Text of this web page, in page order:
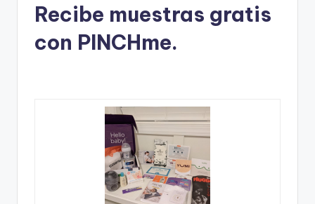
Recibe muestras gratis
con PINCHme.